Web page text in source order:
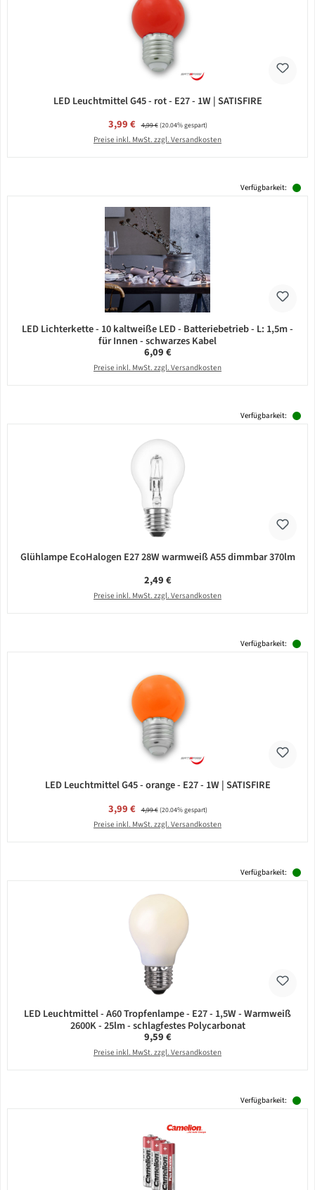
LED Leuchtmittel G45 - rot - E27 - 1W | SATISFIRE
Verkaufspreis:
3,99 € Regulärer Preis:
4,99 €(20.04% gespart)
Preise inkl. MwSt. zzgl. Versandkosten
Verfügbarkeit:
LED Lichterkette - 10 kaltweiße LED - Batteriebetrieb - L: 1,5m -
für Innen - schwarzes Kabel
Regulärer Preis:
6,09 €
Preise inkl. MwSt. zzgl. Versandkosten
Verfügbarkeit:
Glühlampe EcoHalogen E27 28W warmweiß A55 dimmbar 370lm
Regulärer Preis:
2,49 €
Preise inkl. MwSt. zzgl. Versandkosten
Verfügbarkeit:
LED Leuchtmittel G45 - orange - E27 - 1W | SATISFIRE
Verkaufspreis:
3,99 € Regulärer Preis:
4,99 €(20.04% gespart)
Preise inkl. MwSt. zzgl. Versandkosten
Verfügbarkeit:
LED Leuchtmittel - A60 Tropfenlampe - E27 - 1,5W - Warmweiß
2600K - 25lm - schlagfestes Polycarbonat
Regulärer Preis:
9,59 €
Preise inkl. MwSt. zzgl. Versandkosten
Verfügbarkeit: